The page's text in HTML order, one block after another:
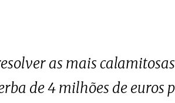
as mais
de 4 milhões de euros